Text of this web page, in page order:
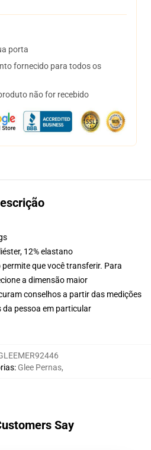
porta
fornecido para todos os
não for recebido
12% elastano
que você transferir. Para
a dimensão maior
conselhos a partir das medições
da pessoa em particular
: Glee Pernas,
Say